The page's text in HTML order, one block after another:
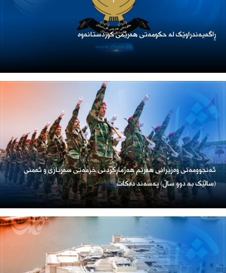
ڕاگەیەندراوێک لە حکومەتی هەرێمی کوردستانەوە
ئەنجوومەنی وەزیرانی هەرێم هەژمارکردنی خزمەتی سەربازی و ئەمنی
(ساڵێک بە دوو ساڵ) پەسەند دەکات